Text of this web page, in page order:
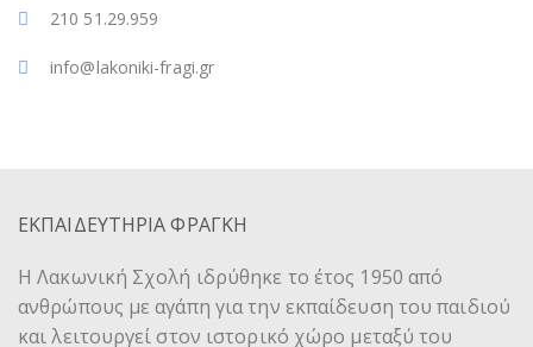
210 51.29.959
info@lakoniki-fragi.gr
ΕΚΠΑΙΔΕΥΤΗΡΙΑ ΦΡΑΓΚΗ
Η Λακωνική Σχολή ιδρύθηκε το έτος 1950 από
ανθρώπους με αγάπη για την εκπαίδευση του παιδιού
και λειτουργεί στον ιστορικό χώρο μεταξύ του